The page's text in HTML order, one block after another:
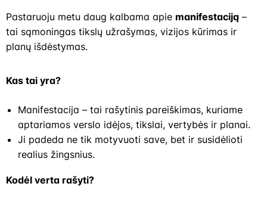
Pastaruoju metu daug kalbama apie manifestaciją –
tai sąmoningas tikslų užrašymas, vizijos kūrimas ir
planų išdėstymas.
Kas tai yra?
Manifestacija – tai rašytinis pareiškimas, kuriame
aptariamos verslo idėjos, tikslai, vertybės ir planai.
Ji padeda ne tik motyvuoti save, bet ir susidėlioti
realius žingsnius.
Kodėl verta rašyti?